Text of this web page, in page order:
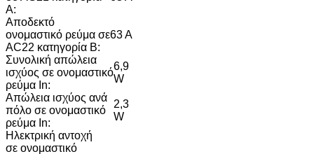
A:
Αποδεκτό
ονομαστικό ρεύμα σε
AC22 κατηγορία B:
63 A
Συνολική απώλεια
ισχύος σε ονομαστικό
ρεύμα In:
6,9
W
Απώλεια ισχύος ανά
πόλο σε ονομαστικό
ρεύμα In:
2,3
W
Ηλεκτρική αντοχή
σε ονομαστικό